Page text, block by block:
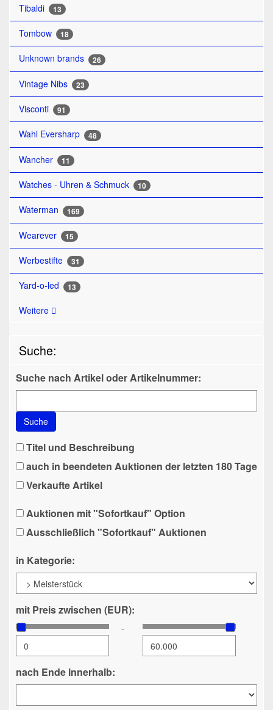
Tibaldi 13
Tombow 18
Unknown brands 26
Vintage Nibs 23
Visconti 91
Wahl Eversharp 48
Wancher 11
Watches - Uhren & Schmuck 10
Waterman 169
Wearever 15
Werbestifte 31
Yard-o-led 13
Weitere
Suche:
Suche nach Artikel oder Artikelnummer:
Suche
Titel und Beschreibung
auch in beendeten Auktionen der letzten 180 Tage
Verkaufte Artikel
Auktionen mit "Sofortkauf" Option
Ausschließlich "Sofortkauf" Auktionen
in Kategorie:
mit Preis zwischen (EUR):
-
nach Ende innerhalb: